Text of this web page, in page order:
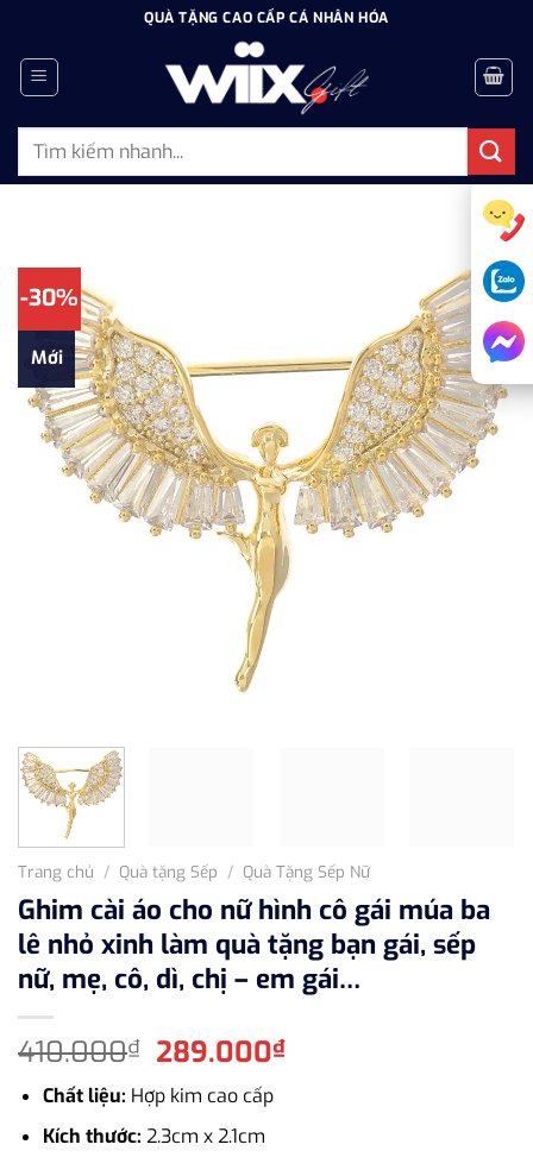
dung
QUÀ TẶNG CAO CẤP CÁ NHÂN HÓA
Tìm
-30%
Mới
Trang chủ / Quà tặng Sếp / Quà Tặng Sếp Nữ
Ghim cài áo cho nữ hình cô gái múa ba
lê nhỏ xinh làm quà tặng bạn gái, sếp
nữ, mẹ, cô, dì, chị – em gái…
410.000₫ Giá
gốc
là:
410.000₫.
289.000₫Giá
Chất liệu: Hợp kim cao cấp
Kích thước: 2.3cm x 2.1cm